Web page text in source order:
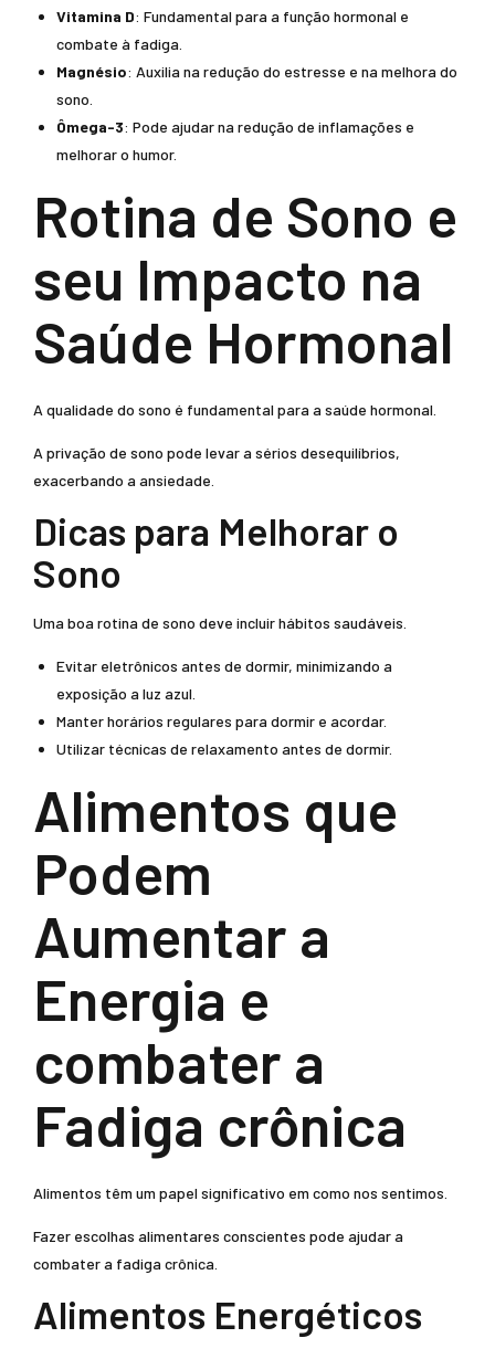
Vitamina D: Fundamental para a função hormonal e
combate à fadiga.
Magnésio: Auxilia na redução do estresse e na melhora do
sono.
Ômega-3: Pode ajudar na redução de inflamações e
melhorar o humor.
Rotina de Sono e
seu Impacto na
Saúde Hormonal
A qualidade do sono é fundamental para a saúde hormonal.
A privação de sono pode levar a sérios desequilíbrios,
exacerbando a ansiedade.
Dicas para Melhorar o
Sono
Uma boa rotina de sono deve incluir hábitos saudáveis.
Evitar eletrônicos antes de dormir, minimizando a
exposição a luz azul.
Manter horários regulares para dormir e acordar.
Utilizar técnicas de relaxamento antes de dormir.
Alimentos que
Podem
Aumentar a
Energia e
combater a
Fadiga crônica
Alimentos têm um papel significativo em como nos sentimos.
Fazer escolhas alimentares conscientes pode ajudar a
combater a fadiga crônica.
Alimentos Energéticos